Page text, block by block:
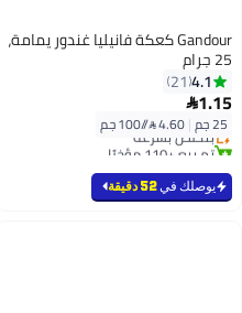
Gandour كعكة فانيليا غندور يمامة،
25 جرام
4.1
21
1.15
25 جم |4.60 /⁨/100 جم⁩
بتخلّص بسرعة
تم بيع +110 مؤخرًا
بتخلّص بسرعة
يوصلك في52 دقيقة